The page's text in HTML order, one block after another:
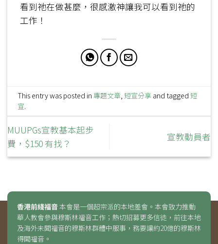
看到祂在做甚麼，很感激神讓我可以看到祂的
工作！
This entry was posted in專題文章 ,短宣分享 and tagged短
宣.
MUUPGs宣教基本起步
費，$150 有找？
宣教動員者
香港前綫福音本會是一個超宗派的本地差會。本會致力推動
華人教會參與穆斯林福音工作；熱切招募更多信徒，前往本地
及海外未聞福音的穆斯林群體中服事，務要讓約20億的穆斯林
得聞福音。